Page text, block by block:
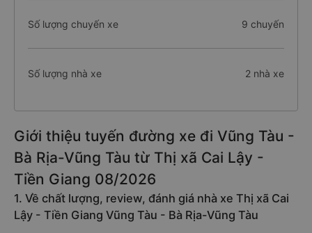
Số lượng chuyến xe 9 chuyến
Số lượng nhà xe 2 nhà xe
Giới thiệu tuyến đường xe đi Vũng Tàu -
Bà Rịa-Vũng Tàu từ Thị xã Cai Lậy -
Tiền Giang 08/2026
1. Về chất lượng, review, đánh giá nhà xe Thị xã Cai
Lậy - Tiền Giang Vũng Tàu - Bà Rịa-Vũng Tàu